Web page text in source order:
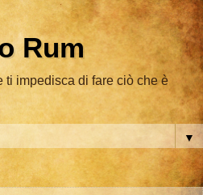
Rum
ti impedisca di fare ciò che è
▼